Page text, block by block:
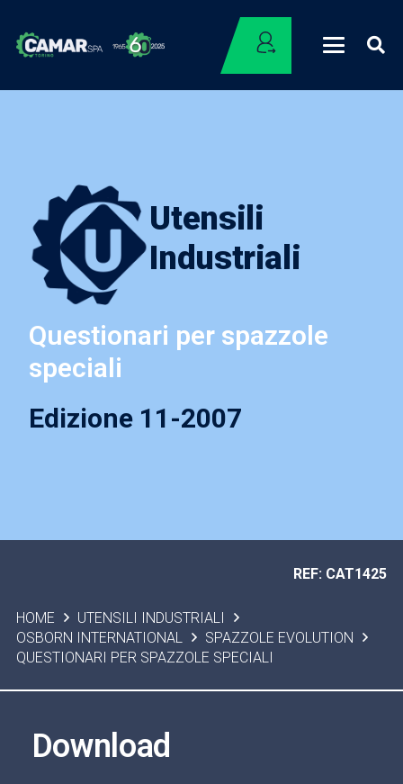
Utensili
Industriali
Questionari per spazzole
speciali
Edizione 11-2007
HOME
UTENSILI INDUSTRIALI
OSBORN INTERNATIONAL
SPAZZOLE EVOLUTION
QUESTIONARI PER SPAZZOLE SPECIALI
REF: CAT1425
Download